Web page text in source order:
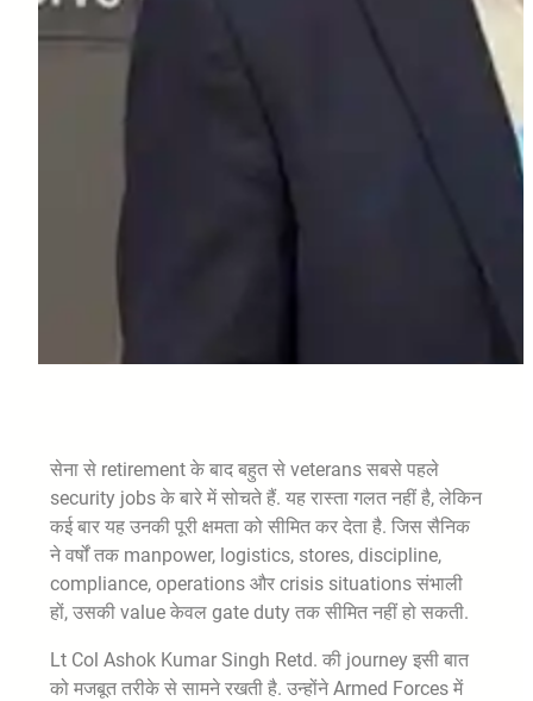
सेना से retirement के बाद बहुत से veterans सबसे पहले
security jobs के बारे में सोचते हैं. यह रास्ता गलत नहीं है, लेकिन
कई बार यह उनकी पूरी क्षमता को सीमित कर देता है. जिस सैनिक
ने वर्षों तक manpower, logistics, stores, discipline,
compliance, operations और crisis situations संभाली
हों, उसकी value केवल gate duty तक सीमित नहीं हो सकती.
Lt Col Ashok Kumar Singh Retd. की journey इसी बात
को मजबूत तरीके से सामने रखती है. उन्होंने Armed Forces में